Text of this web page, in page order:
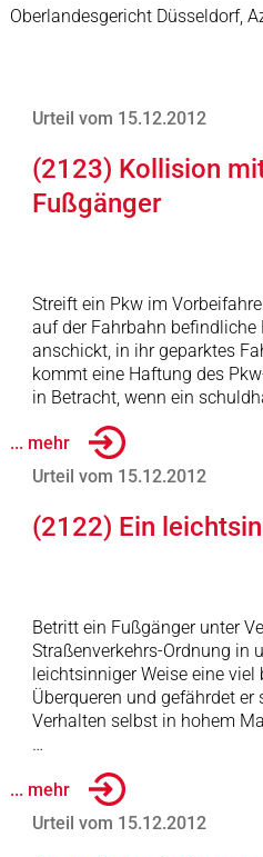
Oberlandesgericht Düsseldorf,
Urteil vom 15.12.2012
(2123) Kollision
Fußgänger
Streift ein Pkw im
auf der Fahrbahn befindliche
anschickt, in ihr geparktes
kommt eine Haftung des
in Betracht, wenn ein
... mehr
Urteil vom 15.12.2012
(2122) Ein
Betritt ein Fußgänger unter
Straßenverkehrs-Ordnung in
leichtsinniger Weise eine
Überqueren und gefährdet er
Verhalten selbst in hohem
…
... mehr
Urteil vom 15.12.2012